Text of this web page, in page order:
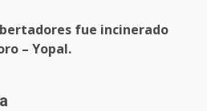
fue incinerado
– Yopal.